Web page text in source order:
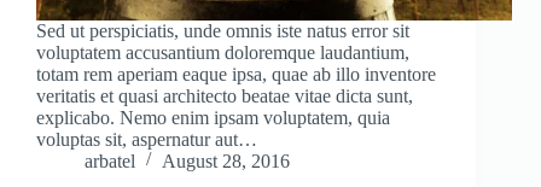
Sed ut perspiciatis, unde omnis iste natus error sit
voluptatem accusantium doloremque laudantium,
totam rem aperiam eaque ipsa, quae ab illo inventore
veritatis et quasi architecto beatae vitae dicta sunt,
explicabo. Nemo enim ipsam voluptatem, quia
voluptas sit, aspernatur aut…
arbatel
August 28, 2016